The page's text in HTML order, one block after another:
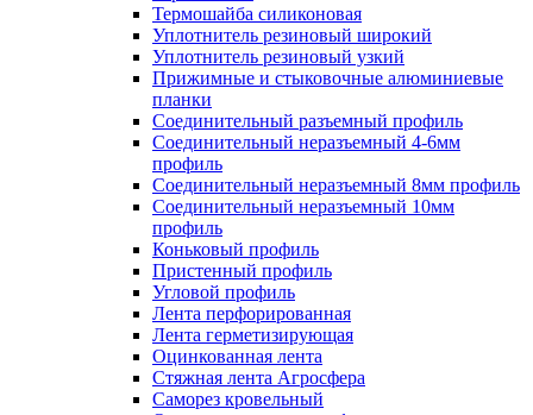
Термошайба силиконовая
Уплотнитель резиновый широкий
Уплотнитель резиновый узкий
Прижимные и стыковочные алюминиевые
планки
Соединительный разъемный профиль
Соединительный неразъемный 4-6мм
профиль
Соединительный неразъемный 8мм профиль
Соединительный неразъемный 10мм
профиль
Коньковый профиль
Пристенный профиль
Угловой профиль
Лента перфорированная
Лента герметизирующая
Оцинкованная лента
Стяжная лента Агросфера
Саморез кровельный